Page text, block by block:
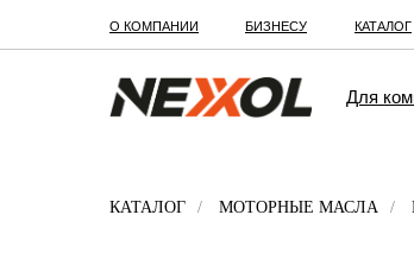
Для
О КОМПАНИИ БИЗНЕСУ КАТАЛОГ
КАТАЛОГ / МОТОРНЫЕ МАСЛА /